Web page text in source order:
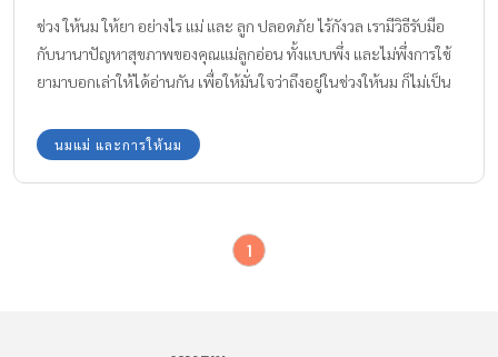
ช่วง ให้นม ให้ยา อย่างไร แม่ และ ลูก ปลอดภัย ไร้กังวล เรามีวิธีรับมือ
กับนานาปัญหาสุขภาพของคุณแม่ลูกอ่อน ทั้งแบบพึ่ง และไม่พึ่งการใช้
ยามาบอกเล่าให้ได้อ่านกัน เพื่อให้มั่นใจว่าถึงอยู่ในช่วงให้นม ก็ไม่เป็น
นมแม่ และการให้นม
1